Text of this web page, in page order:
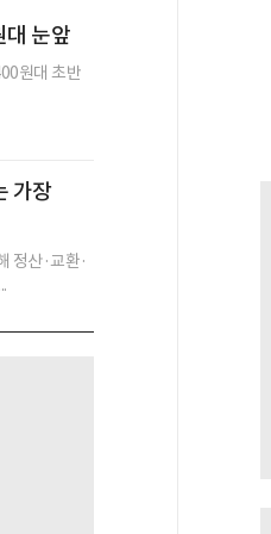
대 눈앞
원대 초반
가장
정산·교환·